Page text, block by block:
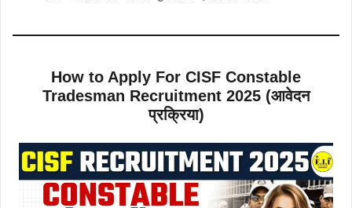
How to Apply For CISF Constable
Tradesman Recruitment 2025 (आवेदन
प्रक्रिया)